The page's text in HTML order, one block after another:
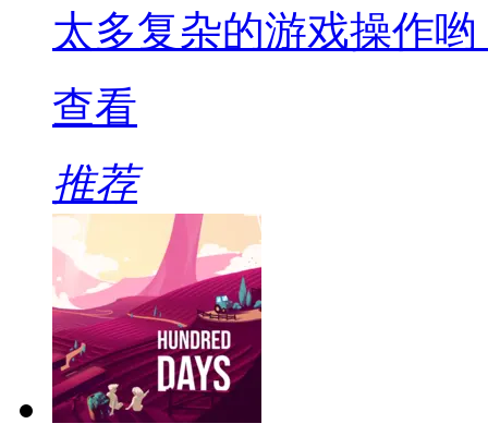
太多复杂的游戏操作哟
查看
推荐